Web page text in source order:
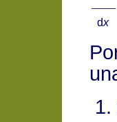
dx